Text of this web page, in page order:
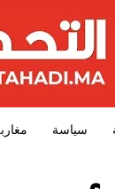
سياسة